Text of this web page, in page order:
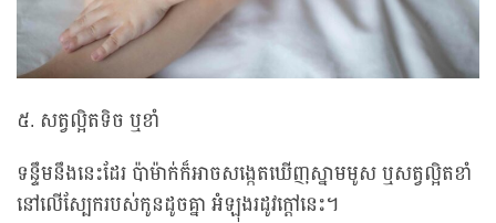
៥. សត្វល្អិតទិច ឬខាំ
ទន្ទឹមនឹងនេះដែរ ប៉ាម៉ាក់ក៏អាចសង្កេតឃើញស្នាមមូស ឬសត្វល្អិតខាំ
នៅលើស្បែករបស់កូនដូចគ្នា អំឡុងរដូវក្តៅនេះ។